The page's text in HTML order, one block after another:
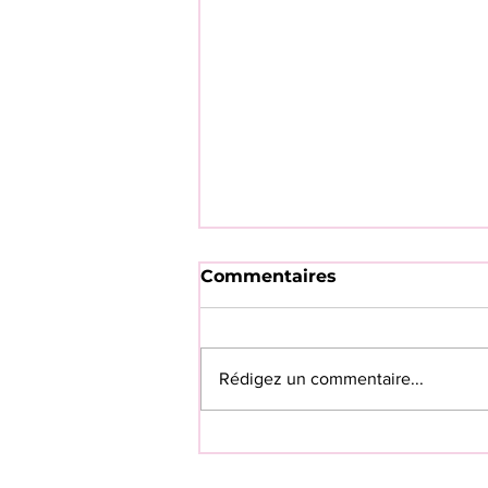
💗SAVE THE DATE 💗
Commentaires
Rédigez un commentaire...